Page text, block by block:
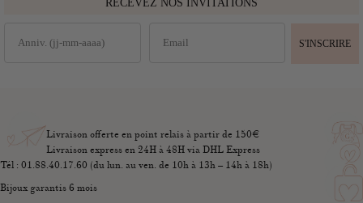
RECEVEZ NOS INVITATIONS
S'INSCRIRE
Livraison offerte en point relais à partir de 150€
Livraison express en 24H à 48H via DHL Express
Tél : 01.88.40.17.60 (du lun. au ven. de 10h à 13h – 14h à 18h)
Bijoux garantis 6 mois